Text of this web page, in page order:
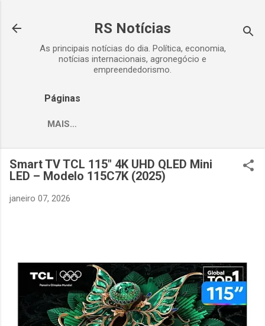
RS Notícias
As principais notícias do dia. Política, economia,
notícias internacionais, agronegócio e
empreendedorismo.
Páginas
MAIS…
Smart TV TCL 115" 4K UHD QLED Mini
LED – Modelo 115C7K (2025)
janeiro 07, 2026